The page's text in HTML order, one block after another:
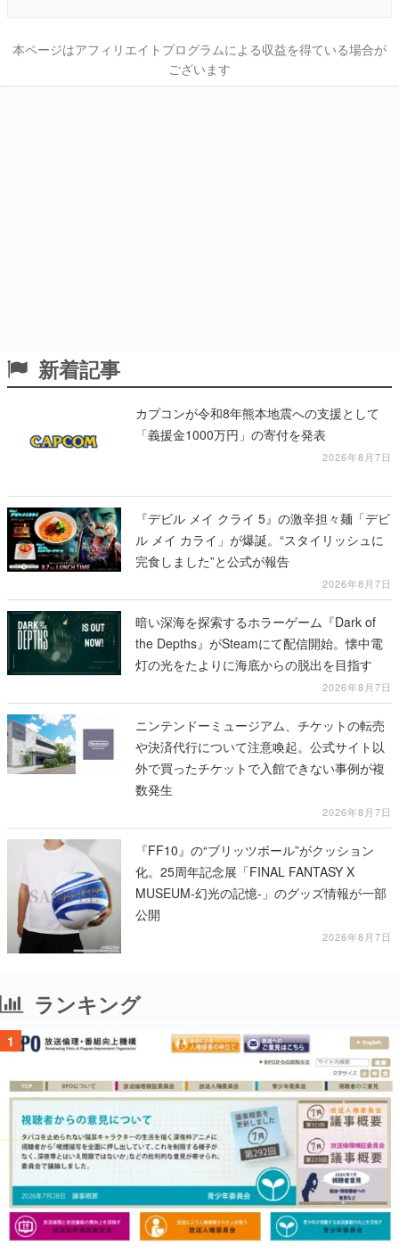
本ページはアフィリエイトプログラムによる収益を得ている場合が
ございます
新着記事
カプコンが令和8年熊本地震への支援として
「義援金1000万円」の寄付を発表
2026年8月7日
『デビル メイ クライ 5』の激辛担々麺「デビ
ル メイ カライ」が爆誕。“スタイリッシュに
完食しました”と公式が報告
2026年8月7日
暗い深海を探索するホラーゲーム『Dark of
the Depths』がSteamにて配信開始。懐中電
灯の光をたよりに海底からの脱出を目指す
2026年8月7日
ニンテンドーミュージアム、チケットの転売
や決済代行について注意喚起。公式サイト以
外で買ったチケットで入館できない事例が複
数発生
2026年8月7日
『FF10』の“ブリッツボール”がクッション
化。25周年記念展「FINAL FANTASY X
MUSEUM-幻光の記憶-」のグッズ情報が一部
公開
2026年8月7日
ランキング
1